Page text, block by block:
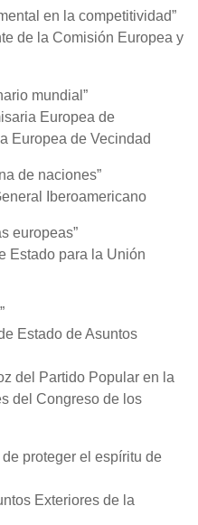
en la competitividad”
de la Comisión Europea y
mundial”
Europea de
Europea de Vecindad
de naciones”
Iberoamericano
europeas”
Estado para la Unión
Estado de Asuntos
del Partido Popular en la
del Congreso de los
proteger el espíritu de
Exteriores de la